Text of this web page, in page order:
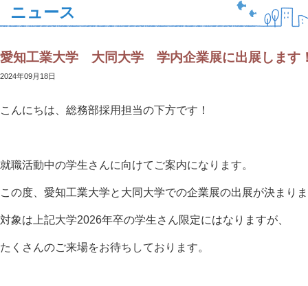
ニュース
愛知工業大学 大同大学 学内企業展に出展します
2024年09月18日
こんにちは、総務部採用担当の下方です！
就職活動中の学生さんに向けてご案内になります。
この度、愛知工業大学と大同大学での企業展の出展が決まり
対象は上記大学2026年卒の学生さん限定にはなりますが、
たくさんのご来場をお待ちしております。